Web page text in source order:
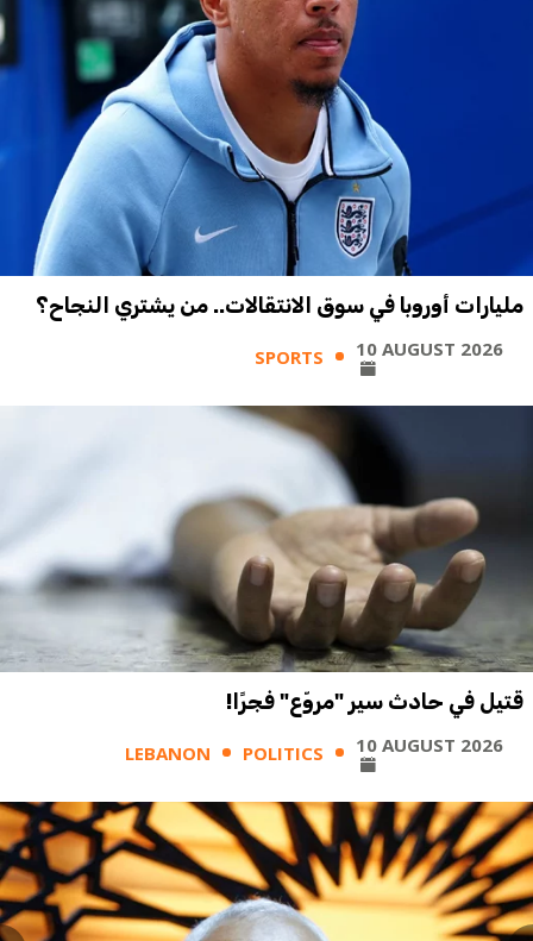
مليارات أوروبا في سوق الانتقالات.. من يشتري النجاح؟
SPORTS 10 AUGUST 2026
قتيل في حادث سير "مروّع" فجرًا!
LEBANON POLITICS 10 AUGUST 2026